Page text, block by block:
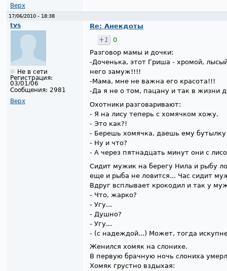
Верх
17/06/2010 - 18:38
tvs
Не в сети
Регистрация:
03/01/06
Сообщения: 2981
Верх
Re: Анекдоты
+1
0
Разговор мамы и дочки:
-Доченька, этот Гриша - хромой,
него замуж!!!!
-Мама, мне не важна его красота!!!
-Да я не о том, пацану и так в жизни
Охотники разговаривают:
- Я на лису теперь с хомячком хожу.
- Это как?!
- Берешь хомячка, даешь ему
- Ну и что?
- А через пятнадцать минут они с
Сидит мужик на берегу Нила и рыбу
еще и рыба не ловится... Час сидит
Вдруг всплывает крокодил и так у
- Что, жарко?
- Угу...
- Душно?
- Угу...
- (с надеждой...) Может, тогда
Женился хомяк на слонихе.
В первую брачную ночь слониха
Хомяк грустно вздыхая: